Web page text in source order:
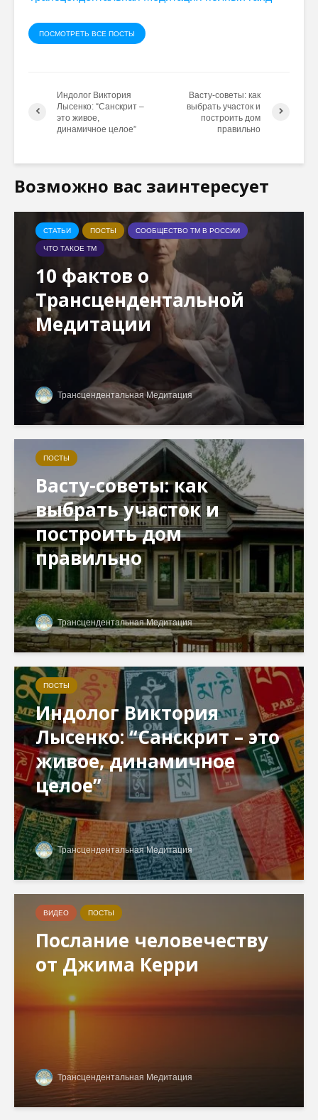
ПОСМОТРЕТЬ ВСЕ ПОСТЫ
Индолог Виктория
Лысенко: “Санскрит –
это живое,
динамичное целое”
Васту-советы: как
выбрать участок и
построить дом
правильно
Возможно вас заинтересует
СТАТЬИ ПОСТЫ СООБЩЕСТВО ТМ В РОССИИ
ЧТО ТАКОЕ ТМ
10 фактов о
Трансцендентальной
Медитации
Трансцендентальная Медитация
ПОСТЫ
Васту-советы: как
выбрать участок и
построить дом
правильно
Трансцендентальная Медитация
ПОСТЫ
Индолог Виктория
Лысенко: “Санскрит – это
живое, динамичное
целое”
Трансцендентальная Медитация
ВИДЕО ПОСТЫ
Послание человечеству
от Джима Керри
Трансцендентальная Медитация